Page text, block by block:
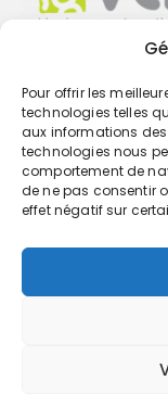
Pour offrir les
technologies telles
aux informations
technologies nous
comportement de
de ne pas consentir
effet négatif sur
GO